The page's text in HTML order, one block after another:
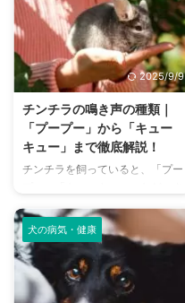
さんは少なくありません。 特
に、来客時などは「うちのにお
い、大丈夫かな？」と不安に感じ
てしまうこともあるでしょう。
この記事では、猫のにおいの原因
を根本から突き止め、トイレ、
体、部屋など、場所別に具体的な
消臭対策を徹底的に解説します。
さらに、猫と飼い主さん両方にと
って快適な消臭グッズの選び方ま
の情報を網羅的にご紹介します。
今 ...
2025/9/9
チンチラの鳴き声の種類｜
「プープー」から「キュー
キュー」まで徹底解説！
チンチラを飼っていると、「プー
まざまな鳴き声が聞こえてくるこ
とがありますよね。 チンチラは
犬や猫のように鳴き声で感情を表
現するため、その鳴き声の意味を
理解することは、愛チンチラとの
関係を深める上で非常に大切で
犬の病気・健康